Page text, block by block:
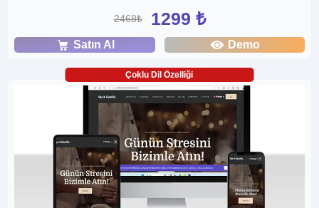
2468₺ 1299 ₺
Satın Al Demo
Çoklu Dil Özelliği